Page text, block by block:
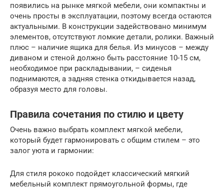
появились на рынке мягкой мебели, они компактны и
очень просты в эксплуатации, поэтому всегда остаются
актуальными. В конструкции задействовано минимум
элементов, отсутствуют ломкие детали, ролики. Важный
плюс – наличие ящика для белья. Из минусов – между
диваном и стеной должно быть расстояние 10-15 см,
необходимое при раскладывании, – сиденья
поднимаются, а задняя стенка откидывается назад,
образуя место для головы.
Правила сочетания по стилю и цвету
Очень важно выбрать комплект мягкой мебели,
который будет гармонировать с общим стилем – это
залог уюта и гармонии:
Для стиля рококо подойдет классический мягкий
мебельный комплект прямоугольной формы, где